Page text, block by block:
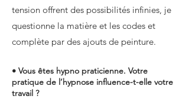
tension offrent des possibilités infinies, je
questionne la matière et les codes et
complète par des ajouts de peinture.
• Vous êtes hypno praticienne. Votre
pratique de l’hypnose influence-t-elle votre
travail ?